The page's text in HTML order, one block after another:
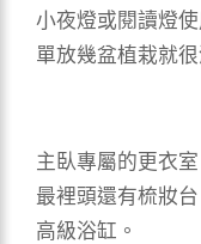
小夜燈或閱讀燈
單放幾盆植栽就很
主臥專屬的更衣
最裡頭還有梳妝
高級浴缸。